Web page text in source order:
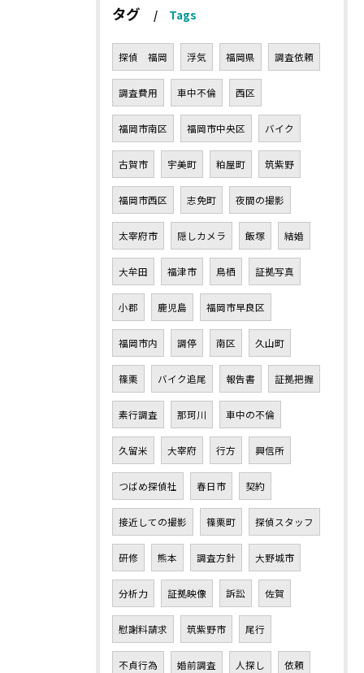
タグ Tags
探偵 福岡 浮気 福岡県 調査依頼
調査費用 車中不倫 西区
福岡市南区 福岡市中央区 バイク
古賀市 宇美町 粕屋町 筑紫野
福岡市西区 志免町 夜間の撮影
太宰府市 隠しカメラ 飯塚 結婚
大牟田 福津市 鳥栖 証拠写真
小郡 鹿児島 福岡市早良区
福岡市内 調停 南区 久山町
篠栗 バイク追尾 報告書 証拠把握
素行調査 那珂川 車中の不倫
久留米 大宰府 行方 興信所
つばめ探偵社 春日市 契約
接近しての撮影 篠栗町 探偵スタッフ
研修 熊本 調査方針 大野城市
分析力 証拠映像 訴訟 佐賀
慰謝料請求 筑紫野市 尾行
不貞行為 婚前調査 人探し 依頼